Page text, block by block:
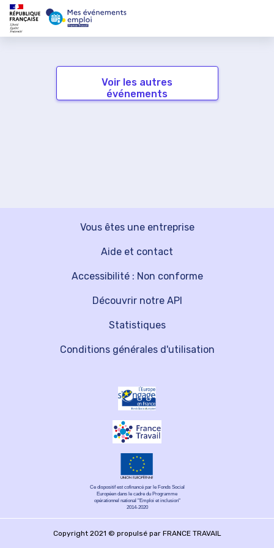
Voir les autres
événements
Vous êtes une entreprise
Découvrir notre API
Aide et contact
Statistiques
Accessibilité : Non conforme
Conditions générales d'utilisation
Ce dispositif est cofinancé par le Fonds Social
Européen dans le cadre du Programme
opérationnel national "Emploi et inclusion"
2014-2020
Copyright 2021 © propulsé par FRANCE TRAVAIL